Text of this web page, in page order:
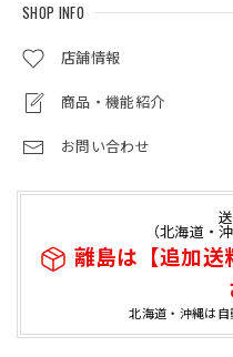
SHOP INFO
店舗情報
商品・機能紹介
お問い合わせ
（北海道・
離島は【追加送
北海道・沖縄は